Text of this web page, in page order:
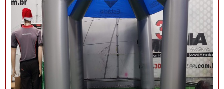
Balões? Personalização completa: Formatos, cores e
impressões exclusivas. Praticidade: Fácil transporte,
montagem e desmontagem. Durabilidade: Feitas com
materiais resistentes para uso frequente. Impacto
visual: Garantem destaque em meio a qualquer
cenário. Dê destaque à sua marca e torne seu evento
inesquecível com uma solução que combina